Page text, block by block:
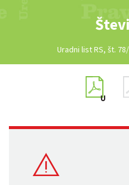
Uradni list RS, št.